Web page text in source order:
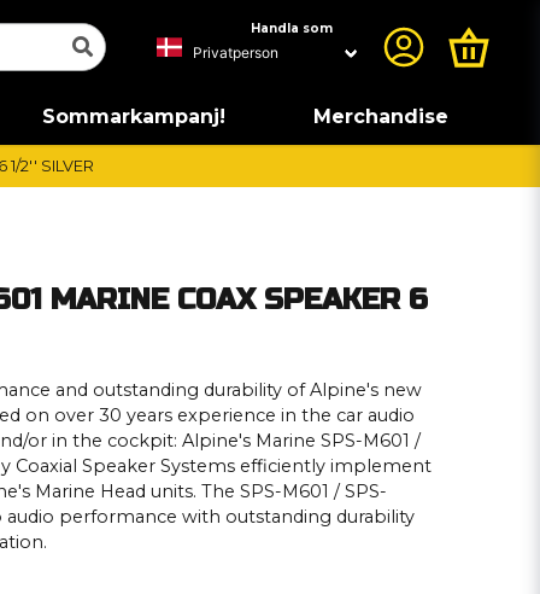
Handla som
Sommarkampanj! Merchandise
1/2'' SILVER
MARINE COAX SPEAKER 6
and outstanding durability of Alpine's new
on over 30 years experience in the car audio
or in the cockpit: Alpine's Marine SPS-M601 /
Coaxial Speaker Systems efficiently implement
Marine Head units. The SPS-M601 / SPS-
performance with outstanding durability